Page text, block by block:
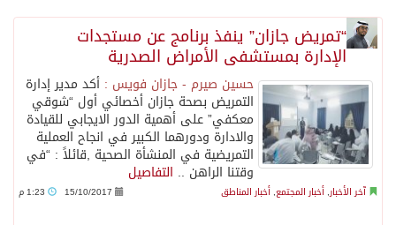
جراء عدوان الاحتلال المتواصل على مخيم قلنديا إصابة 48 فلسطينيًا
التحالف: إصابة (11) مدنياً في نجران نتيجة اعتداءات حوثية إرهابية
التحالف يعزي الحكومة اليمنية في استشهاد قوات يمنية جراء هجوم حوثي غادر
“تمريض جازان” ينفذ برنامج عن مستجدات
الإدارة بمستشفى الأمراض الصدرية
حسين صيرم - جازان فويس : أكد مدير إدارة
التمريض بصحة جازان أخصائي أول “شوقي
معكفي” على أهمية الدور الايجابي للقيادة
والادارة ودورهما الكبير في انجاح العملية
التمريضية في المنشأة الصحية ,قائلاً : “في
وقتنا الراهن .. التفاصيل
آخر الأخبار, أخبار المجتمع, أخبار المناطق 15/10/2017